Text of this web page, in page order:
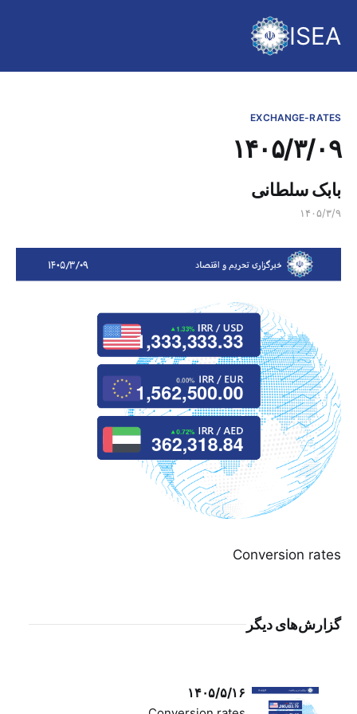
ISEA
EXCHANGE-RATES
۱۴۰۵/۳/۰۹
بابک سلطانی
۱۴۰۵/۳/۹
Conversion rates
گزارش‌های دیگر
۱۴۰۵/۵/۱۶